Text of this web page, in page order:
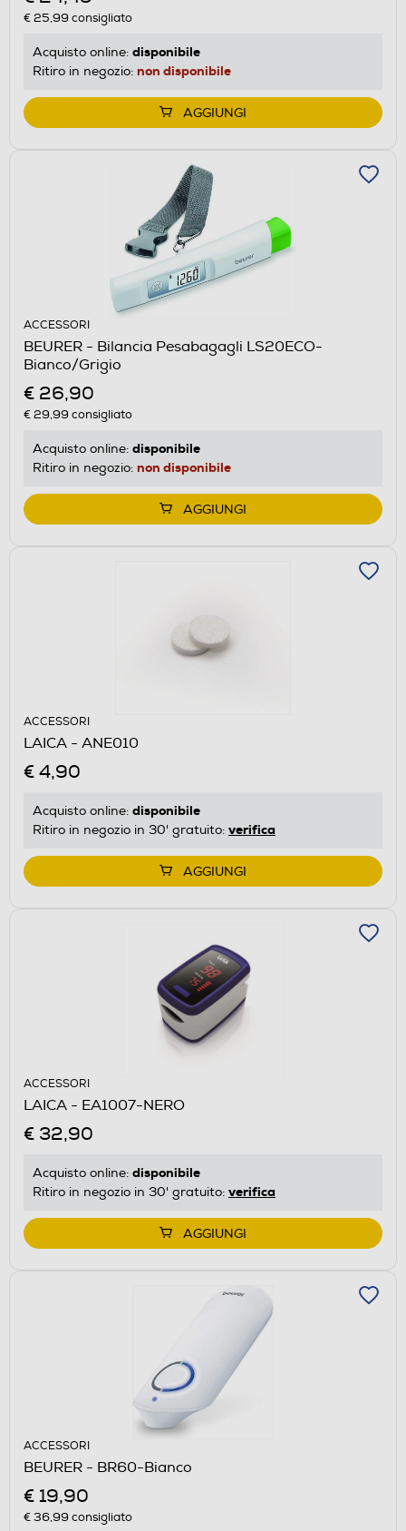
€ 25,99 consigliato
Acquisto online: disponibile
Ritiro in negozio: non disponibile
AGGIUNGI
ACCESSORI
BEURER - Bilancia Pesabagagli LS20ECO-
Bianco/Grigio
€ 26,90
€ 29,99 consigliato
Acquisto online: disponibile
Ritiro in negozio: non disponibile
AGGIUNGI
ACCESSORI
LAICA - ANE010
€ 4,90
Acquisto online: disponibile
Ritiro in negozio in 30' gratuito: verifica
AGGIUNGI
ACCESSORI
LAICA - EA1007-NERO
€ 32,90
Acquisto online: disponibile
Ritiro in negozio in 30' gratuito: verifica
AGGIUNGI
ACCESSORI
BEURER - BR60-Bianco
€ 19,90
€ 36,99 consigliato